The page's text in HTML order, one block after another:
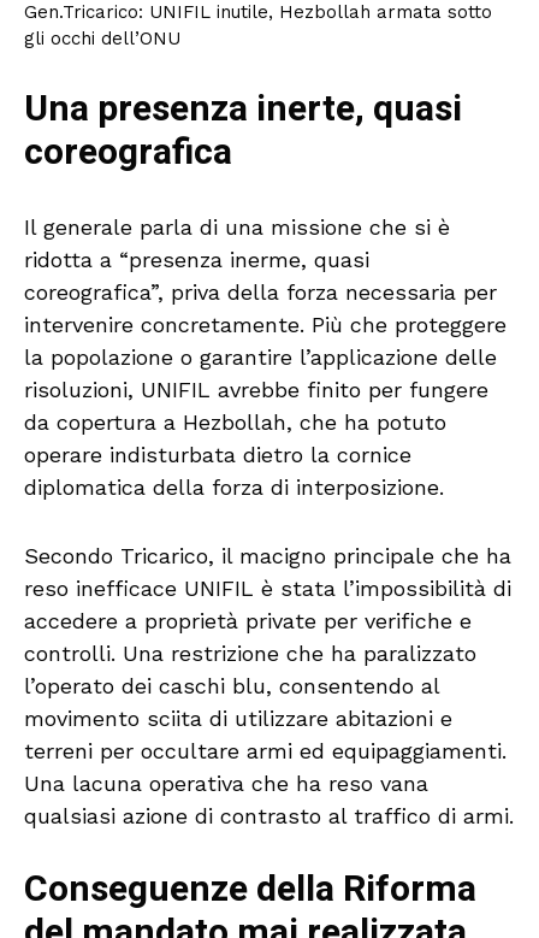
Gen.Tricarico: UNIFIL inutile, Hezbollah armata sotto
gli occhi dell’ONU
Una presenza inerte, quasi
coreografica
Il generale parla di una missione che si è
ridotta a “presenza inerme, quasi
coreografica”, priva della forza necessaria per
intervenire concretamente. Più che proteggere
la popolazione o garantire l’applicazione delle
risoluzioni, UNIFIL avrebbe finito per fungere
da copertura a Hezbollah, che ha potuto
operare indisturbata dietro la cornice
diplomatica della forza di interposizione.
Secondo Tricarico, il macigno principale che ha
reso inefficace UNIFIL è stata l’impossibilità di
accedere a proprietà private per verifiche e
controlli. Una restrizione che ha paralizzato
l’operato dei caschi blu, consentendo al
movimento sciita di utilizzare abitazioni e
terreni per occultare armi ed equipaggiamenti.
Una lacuna operativa che ha reso vana
qualsiasi azione di contrasto al traffico di armi.
Conseguenze della Riforma